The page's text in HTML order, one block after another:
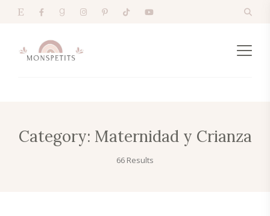
Category: Maternidad y Crianza
66 Results